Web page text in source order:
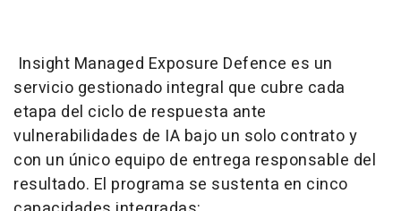
Insight Managed Exposure Defence es un
servicio gestionado integral que cubre cada
etapa del ciclo de respuesta ante
vulnerabilidades de IA bajo un solo contrato y
con un único equipo de entrega responsable del
resultado. El programa se sustenta en cinco